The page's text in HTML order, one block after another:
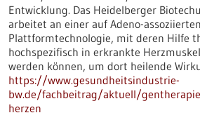
Entwicklung. Das Heidelberger
arbeitet an einer auf Adeno-
Plattformtechnologie, mit deren Hilfe
hochspezifisch in erkrankte
werden können, um dort heilende
https://www.gesundheitsindustrie-
bw.de/fachbeitrag/aktuell/
herzen